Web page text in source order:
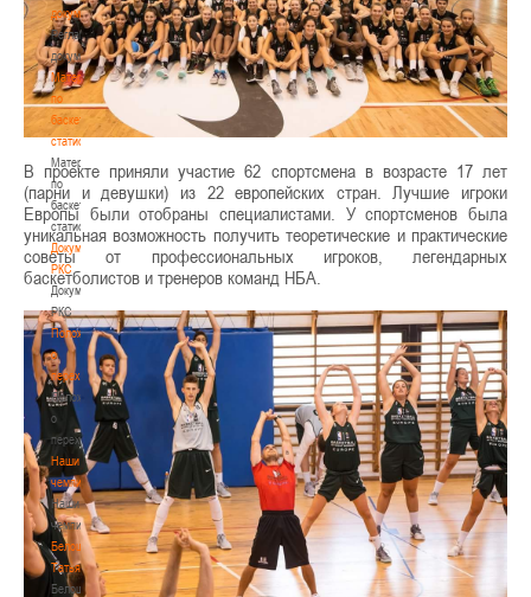
документы
Регламентирующие
документы
Материалы
по
баскетбольной
статистике
Материалы
по
баскетбольной
статистике
Документы
РКС
Документы
РКС
Положение
о
переходах
Положение
о
переходах
Наши
чемпионы
Наши
чемпионы
Белошапко
Татьяна
Белошапко
В проекте приняли участие 62 спортсмена в возрасте 17 лет
(парни и девушки) из 22 европейских стран. Лучшие игроки
Европы были отобраны специалистами. У спортсменов была
уникальная возможность получить теоретические и практические
советы от профессиональных игроков, легендарных
баскетболистов и тренеров команд НБА.